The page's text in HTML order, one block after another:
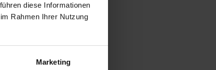
diese Informationen
Rahmen Ihrer Nutzung
Marketing